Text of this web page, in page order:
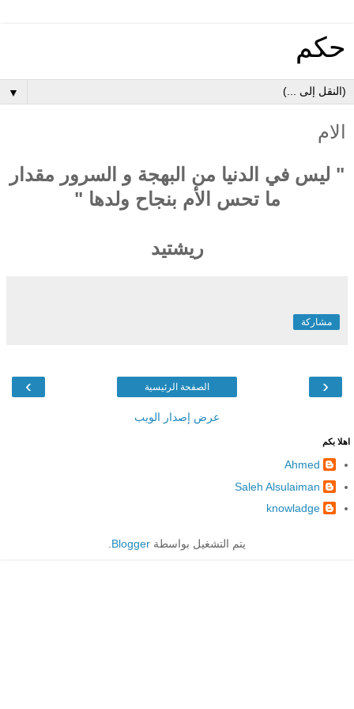
حكم
▼
الام
" ليس في الدنيا من البهجة و السرور مقدار
ما تحس الأم بنجاح ولدها "
ريشتيد
مشاركة
‹
› الصفحة الرئيسية
عرض إصدار الويب
اهلا بكم
Ahmed
Saleh Alsulaiman
knowladge
يتم التشغيل بواسطة Blogger
.